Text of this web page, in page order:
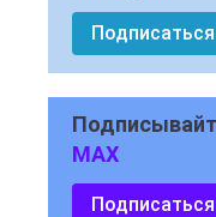
Подписаться
MAX
Подписаться